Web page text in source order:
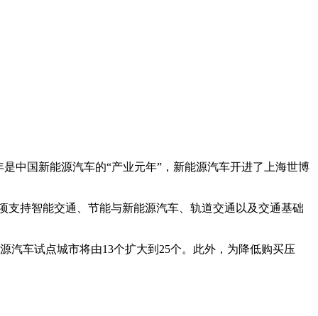
中国新能源汽车的“产业元年”，新能源汽车开进了上海世博
支持智能交通、节能与新能源汽车、轨道交通以及交通基础
汽车试点城市将由13个扩大到25个。此外，为降低购买压